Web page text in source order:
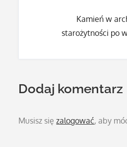
Kamień w
starożytności po
Dodaj komentarz
Musisz sięzalogować, aby